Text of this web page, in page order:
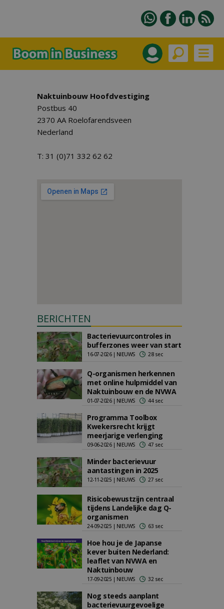
Naktuinbouw Hoofdvestiging
Postbus 40
2370 AA Roelofarendsveen
Nederland
T: 31 (0)71 332 62 62
BERICHTEN
Bacterievuurcontroles in
bufferzones weer van start
16-07-2026 | NIEUWS 28 sec
Q-organismen herkennen
met online hulpmiddel van
Naktuinbouw en de NVWA
01-07-2026 | NIEUWS 44 sec
Programma Toolbox
Kwekersrecht krijgt
meerjarige verlenging
09-06-2026 | NIEUWS 47 sec
Minder bacterievuur
aantastingen in 2025
12-11-2025 | NIEUWS 27 sec
Risicobewustzijn centraal
tijdens Landelijke dag Q-
organismen
24-09-2025 | NIEUWS 63 sec
Hoe hou je de Japanse
kever buiten Nederland:
leaflet van NVWA en
Naktuinbouw
17-09-2025 | NIEUWS 32 sec
Nog steeds aanplant
bacterievuurgevoelige